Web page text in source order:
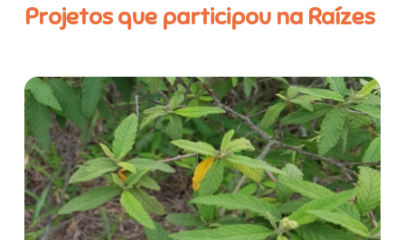
Projetos que participou na Raízes